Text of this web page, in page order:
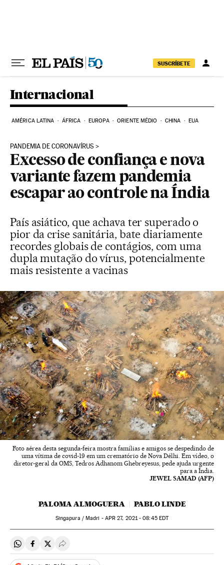
SUSCRÍBETE
Internacional
AMÉRICA LATINA ÁFRICA EUROPA ORIENTE MÉDIO CHINA EUA
PANDEMIA DE CORONAVÍRUS
Excesso de confiança e nova
variante fazem pandemia
escapar ao controle na Índia
País asiático, que achava ter superado o
pior da crise sanitária, bate diariamente
recordes globais de contágios, com uma
dupla mutação do vírus, potencialmente
mais resistente a vacinas
Foto aérea desta segunda-feira mostra famílias e amigos se despedindo de
uma vítima de covid-19 em um crematório de Nova Délhi. Em vídeo, o
diretor-geral da OMS, Tedros Adhanom Ghebreyesus, pede ajuda urgente
para a Índia.
JEWEL SAMAD (AFP)
PALOMA ALMOGUERA PABLO LINDE
Singapura / Madri - APR 27, 2021 - 08:45EDT
Compartir en Whatsapp
Compartir en Facebook
Compartir en Twitter
Desplegar Redes Sociales